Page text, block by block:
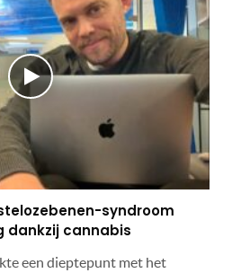
syndroom
dankzij cannabis
een dieptepunt met het